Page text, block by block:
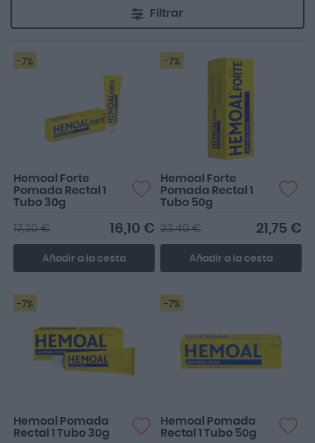
Filtrar
-7%
Hemoal Forte
Pomada Rectal 1
Tubo 30g
16,10 €
17,30 €
Añadir a la cesta
-7%
Hemoal Forte
Pomada Rectal 1
Tubo 50g
21,75 €
23,40 €
Añadir a la cesta
-7%
Hemoal Pomada
Rectal 1 Tubo 30g
-7%
Hemoal Pomada
Rectal 1 Tubo 50g